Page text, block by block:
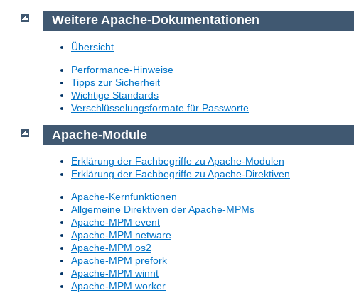
Weitere Apache-Dokumentationen
Übersicht
Performance-Hinweise
Tipps zur Sicherheit
Wichtige Standards
Verschlüsselungsformate für Passworte
Apache-Module
Erklärung der Fachbegriffe zu Apache-Modulen
Erklärung der Fachbegriffe zu Apache-Direktiven
Apache-Kernfunktionen
Allgemeine Direktiven der Apache-MPMs
Apache-MPM event
Apache-MPM netware
Apache-MPM os2
Apache-MPM prefork
Apache-MPM winnt
Apache-MPM worker